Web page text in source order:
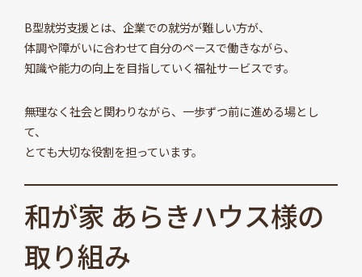
B型就労支援とは、企業での就労が難しい方が、
体調や障がいに合わせて自分のペースで働きながら、
知識や能力の向上を目指していく福祉サービスです。
無理なく社会と関わりながら、一歩ずつ前に進める場とし
て、
とても大切な役割を担っています。
和が家 あらきハウス様の
取り組み